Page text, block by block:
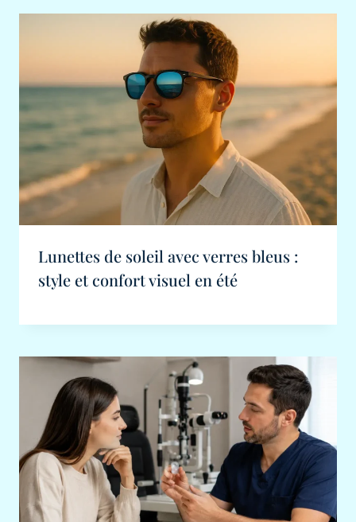
Lunettes de soleil avec verres bleus :
style et confort visuel en été